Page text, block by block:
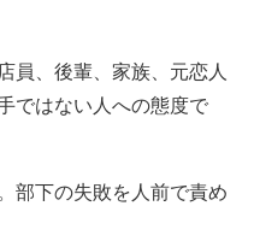
員、後輩、家族、元恋人
ではない人への態度で
部下の失敗を人前で責め